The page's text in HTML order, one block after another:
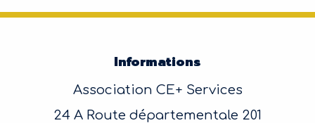
Informations
Association CE+ Services
24 A Route départementale 201